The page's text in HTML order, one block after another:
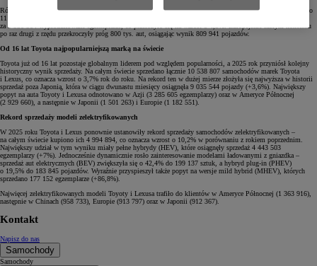
Również skala produkcji znalazła się na bardzo wysokim poziomie – zakłady TMC na całym świecie opuściło
11 221 960 pojazdów, czyli o 5,7% więcej niż rok wcześniej. Same marki Toyota i Lexus odpowiadały
za 9 950 904 wyprodukowane egzemplarze, co przełożyło się na wzrost o 4,5%. Europejskie fabryki koncernu
po raz drugi z rzędu przekroczyły próg 800 tys. aut, osiągając wynik 809 941 pojazdów.
Od 16 lat Toyota najpopularniejszą marką na świecie
Toyota już od 16 lat pozostaje globalnym liderem pod względem popularności, a 2025 rok przyniósł kolejny
historyczny wynik sprzedaży. Na całym świecie sprzedano łącznie 10 538 807 samochodów marek Toyota
i Lexus, co oznacza wzrost o 3,7% rok do roku. Na rekord ten w dużej mierze złożyła się najwyższa w historii
sprzedaż poza Japonią, która w ciągu dwunastu miesięcy osiągnęła 9 035 544 pojazdy (+3,6%). Największy
popyt na auta Toyoty i Lexusa odnotowano w Azji (3 285 605 egzemplarzy) oraz w Ameryce Północnej
(2 929 660), a następnie w Japonii (1 501 263) i Europie (1 182 551).
Rekord sprzedaży modeli zelektryfikowanych
W 2025 roku Toyota i Lexus ponownie ustanowiły rekord sprzedaży samochodów zelektryfikowanych –
na całym świecie kupiono ich 4 994 894, co oznacza wzrost o 10,2% w porównaniu z rokiem poprzednim.
Największy udział w tym wyniku miały pełne hybrydy (HEV), które osiągnęły sprzedaż 4 443 503
egzemplarzy (+7%). Jednocześnie dynamicznie rosło zainteresowanie modelami ładowanymi z gniazdka –
sprzedaż aut elektrycznych (BEV) zwiększyła się o 42,4% do 199 137 sztuk, a hybryd plug-in (PHEV)
o 19,5% do 183 845 pojazdów. Wyraźnie przyspieszył także popyt na wersje mild hybrid (MHEV), których
sprzedano 177 152 egzemplarze (+86,8%).
Najwięcej zelektryfikowanych modeli Toyoty i Lexusa trafiło do klientów w Ameryce Północnej (1 363 916),
następnie w Chinach (958 733), Europie (913 797) oraz w Japonii (912 367).
Kontakt
Napisz do nas
Samochody
Samochody